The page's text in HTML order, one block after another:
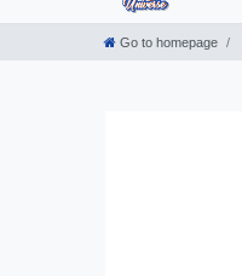
Go to homepage